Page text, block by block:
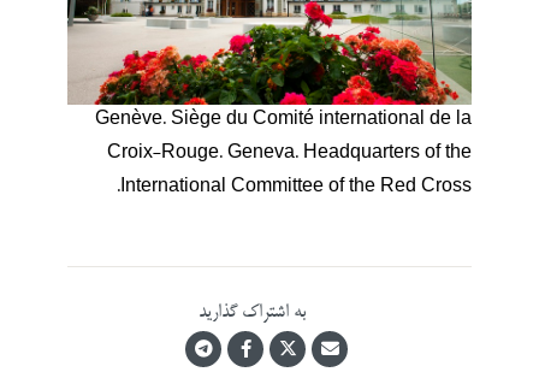
Genève. Siège du Comité international de la
Croix-Rouge. Geneva. Headquarters of the
International Committee of the Red Cross.
به اشتراک گذارید